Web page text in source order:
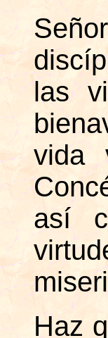
las
vida
así
Haz